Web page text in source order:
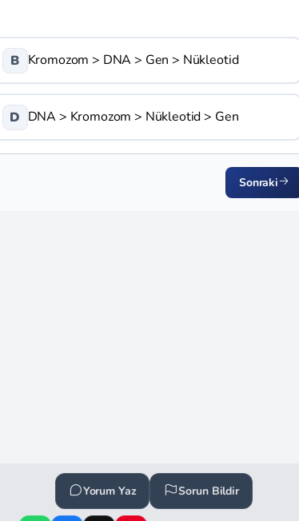
B Kromozom > DNA > Gen > Nükleotid
D DNA > Kromozom > Nükleotid > Gen
Sonraki
Yorum Yaz Sorun Bildir